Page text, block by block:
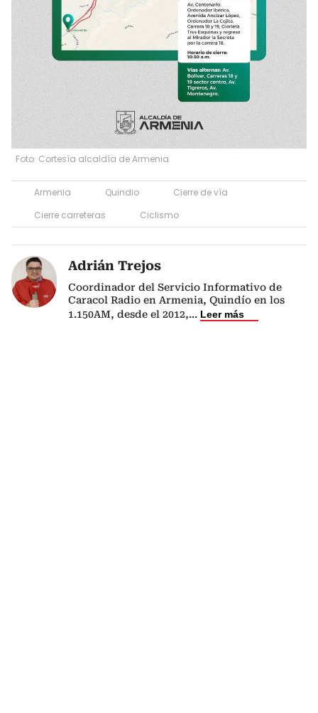
Foto: Cortesía alcaldía de Armenia
Armenia Quindio
Cierre de vía
Cierre carreteras
Ciclismo
Adrián Trejos
Coordinador del Servicio Informativo de
Caracol Radio en Armenia, Quindío en los
1.150AM, desde el 2012,... Leer más